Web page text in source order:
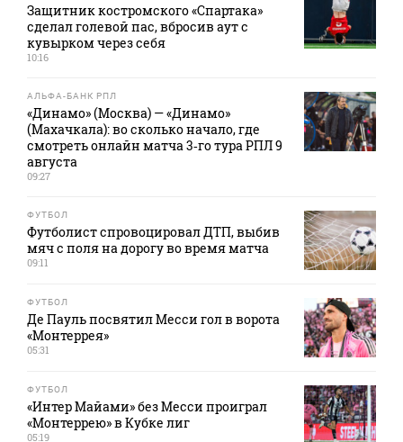
Защитник костромского «Спартака»
сделал голевой пас, вбросив аут с
кувырком через себя
10:16
АЛЬФА-БАНК РПЛ
«Динамо» (Москва) — «Динамо»
(Махачкала): во сколько начало, где
смотреть онлайн матча 3‑го тура РПЛ 9
августа
09:27
ФУТБОЛ
Футболист спровоцировал ДТП, выбив
мяч с поля на дорогу во время матча
09:11
ФУТБОЛ
Де Пауль посвятил Месси гол в ворота
«Монтеррея»
05:31
ФУТБОЛ
«Интер Майами» без Месси проиграл
«Монтеррею» в Кубке лиг
05:19